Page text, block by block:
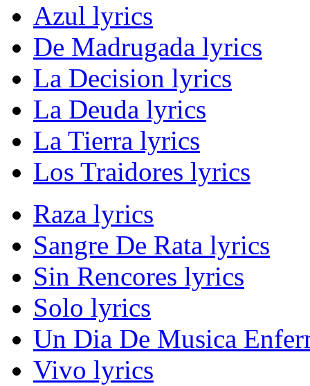
Azul lyrics
De Madrugada lyrics
La Decision lyrics
La Deuda lyrics
La Tierra lyrics
Los Traidores lyrics
Raza lyrics
Sangre De Rata lyrics
Sin Rencores lyrics
Solo lyrics
Un Dia De Musica
Vivo lyrics